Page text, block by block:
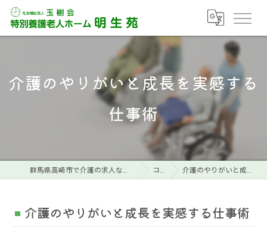
介護のやりがいと成長を実感する
仕事術
群馬県高崎市で介護の求人なら特別養護老人ホーム明生苑 コラム 介護のやりがいと成長を実感する仕事術
介護のやりがいと成長を実感する仕事術